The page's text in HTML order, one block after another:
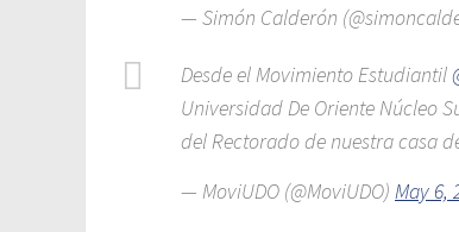
— Simón Calderón
Desde el Movimiento Estudiantil
Universidad De Oriente Núcleo
del Rectorado de nuestra casa
— MoviUDO (@MoviUDO) May 6,